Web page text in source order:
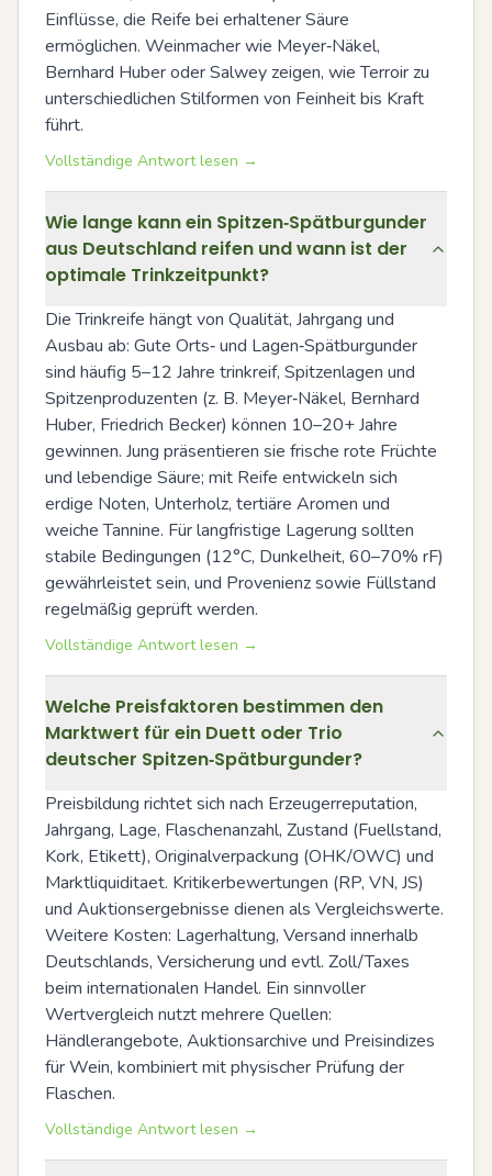
Einflüsse, die Reife bei erhaltener Säure
ermöglichen. Weinmacher wie Meyer‑Näkel,
Bernhard Huber oder Salwey zeigen, wie Terroir zu
unterschiedlichen Stilformen von Feinheit bis Kraft
führt.
Vollständige Antwort lesen →
Wie lange kann ein Spitzen‑Spätburgunder
aus Deutschland reifen und wann ist der
optimale Trinkzeitpunkt?
Die Trinkreife hängt von Qualität, Jahrgang und
Ausbau ab: Gute Orts‑ und Lagen‑Spätburgunder
sind häufig 5–12 Jahre trinkreif, Spitzenlagen und
Spitzenproduzenten (z. B. Meyer‑Näkel, Bernhard
Huber, Friedrich Becker) können 10–20+ Jahre
gewinnen. Jung präsentieren sie frische rote Früchte
und lebendige Säure; mit Reife entwickeln sich
erdige Noten, Unterholz, tertiäre Aromen und
weiche Tannine. Für langfristige Lagerung sollten
stabile Bedingungen (12°C, Dunkelheit, 60–70% rF)
gewährleistet sein, und Provenienz sowie Füllstand
regelmäßig geprüft werden.
Vollständige Antwort lesen →
Welche Preisfaktoren bestimmen den
Marktwert für ein Duett oder Trio
deutscher Spitzen‑Spätburgunder?
Preisbildung richtet sich nach Erzeugerreputation,
Jahrgang, Lage, Flaschenanzahl, Zustand (Fuellstand,
Kork, Etikett), Originalverpackung (OHK/OWC) und
Marktliquiditaet. Kritikerbewertungen (RP, VN, JS)
und Auktionsergebnisse dienen als Vergleichswerte.
Weitere Kosten: Lagerhaltung, Versand innerhalb
Deutschlands, Versicherung und evtl. Zoll/Taxes
beim internationalen Handel. Ein sinnvoller
Wertvergleich nutzt mehrere Quellen:
Händlerangebote, Auktionsarchive und Preisindizes
für Wein, kombiniert mit physischer Prüfung der
Flaschen.
Vollständige Antwort lesen →